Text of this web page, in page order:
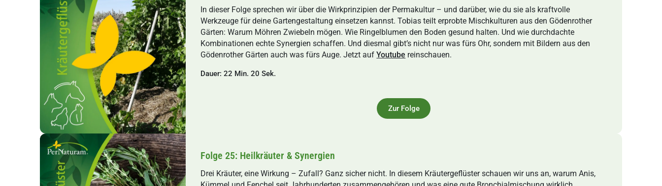
In dieser Folge sprechen wir über die Wirkprinzipien der Permakultur – und darüber, wie du sie als kraftvolle
Werkzeuge für deine Gartengestaltung einsetzen kannst. Tobias teilt erprobte Mischkulturen aus den Gödenrother
Gärten: Warum Möhren Zwiebeln mögen. Wie Ringelblumen den Boden gesund halten. Und wie durchdachte
Kombinationen echte Synergien schaffen. Und diesmal gibt’s nicht nur was fürs Ohr, sondern mit Bildern aus den
Gödenrother Gärten auch was fürs Auge. Jetzt aufYoutube reinschauen.
Dauer: 22 Min. 20 Sek.
Zur Folge
Folge 25: Heilkräuter & Synergien
Drei Kräuter, eine Wirkung – Zufall? Ganz sicher nicht. In diesem Kräutergeflüster schauen wir uns an, warum Anis,